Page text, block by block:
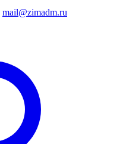
mail@zimadm.ru